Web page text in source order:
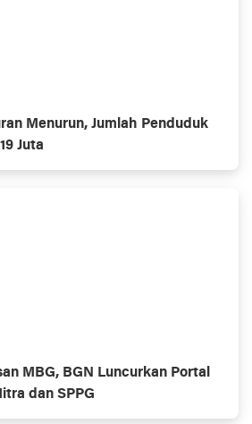
Menurun, Jumlah Penduduk
Juta
MBG, BGN Luncurkan Portal
dan SPPG